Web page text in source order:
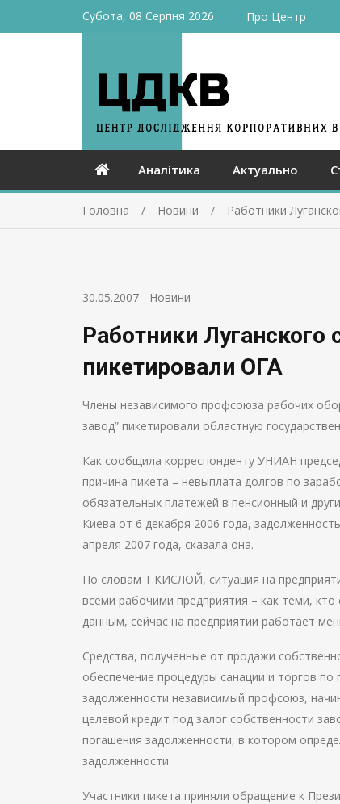
Субота, 08 Серпня 2026 Про Центр
Аналітика Актуально
Головна Новини Работники
30.05.2007 - Новини
Работники Луганского
пикетировали ОГА
Члены независимого профсоюза рабочих
завод” пикетировали областную
Как сообщила корреспонденту УНИАН
причина пикета – невыплата долгов по
обязательных платежей в пенсионный и
Киева от 6 декабря 2006 года,
апреля 2007 года, сказала она.
По словам Т.КИСЛОЙ, ситуация на
всеми рабочими предприятия – как теми,
данным, сейчас на предприятии работает
Средства, полученные от продажи
обеспечение процедуры санации и торгов
задолженности независимый профсоюз,
целевой кредит под залог собственности
погашения задолженности, в котором
задолженности.
Участники пикета приняли обращение к